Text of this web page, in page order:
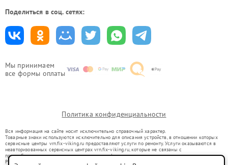
Мы принимаем
все формы оплаты
Поделиться в соц. сетях:
Политика конфиденциальности
Вся информация на сайте носит исключительно справочный характер.
Товарные знаки используются исключительно для описания устройств, в отношении которых
сервисные центры vrn.fix-viking.ru предоставляют услуги по ремонту. Услуги оказываются в
неавторизованных сервисных центрах vrn.fix-viking.ru, которые не связаны с
правообладателями товарных знаков или их официальными представителями.
Ремонт осуществляется для устройств, уже введенных в гражданский оборот в соответствии